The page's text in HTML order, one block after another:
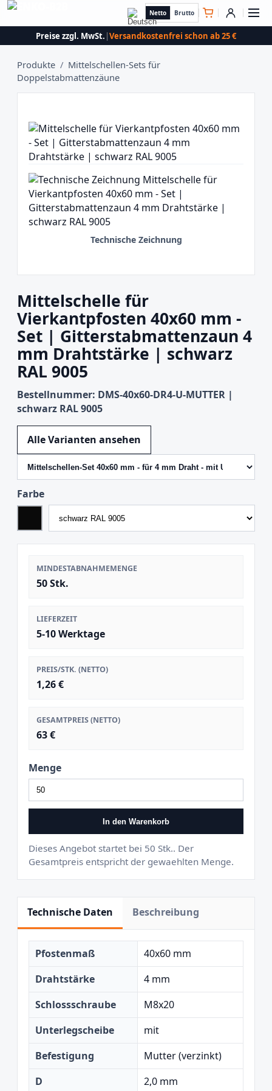
Netto Brutto
Preise zzgl. MwSt. |Versandkostenfrei schon ab 25 €
Produkte / Mittelschellen-Sets für
Doppelstabmattenzäune
Technische Zeichnung
Mittelschelle für
Vierkantpfosten 40x60 mm -
Set | Gitterstabmattenzaun 4
mm Drahtstärke | schwarz
RAL 9005
Bestellnummer: DMS-40x60-DR4-U-MUTTER |
schwarz RAL 9005
Alle Varianten ansehen
Farbe
MINDESTABNAHMEMENGE
50 Stk.
LIEFERZEIT
5-10 Werktage
PREIS/STK. (NETTO)
1,26 €
GESAMTPREIS (NETTO)
63 €
Menge
In den Warenkorb
Dieses Angebot startet bei 50 Stk.. Der
Gesamtpreis entspricht der gewaehlten Menge.
Technische Daten Beschreibung
Pfostenmaß
40x60 mm
Drahtstärke
4 mm
Schlossschraube
M8x20
Unterlegscheibe
mit
Befestigung
Mutter (verzinkt)
D
2,0 mm